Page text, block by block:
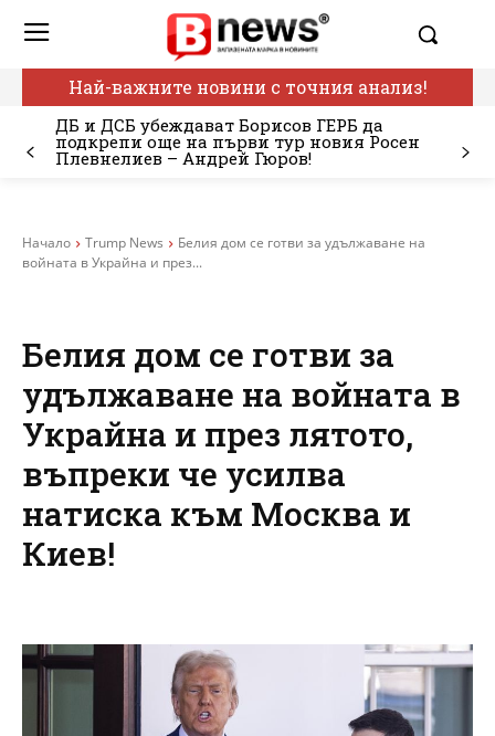
Най-важните новини с точния анализ!
ДБ и ДСБ убеждават Борисов ГЕРБ да
подкрепи още на първи тур новия Росен
Плевнелиев – Андрей Гюров!
Начало Trump News
Белия дом се готви за удължаване на
войната в Украйна и през...
Белия дом се готви за
удължаване на войната в
Украйна и през лятото,
въпреки че усилва
натиска към Москва и
Киев!